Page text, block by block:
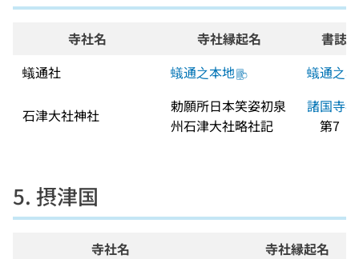
寺社名 寺社縁起名
書誌
蟻通社
蟻通之本地 蟻通之
石津大社神社
勅願所日本笑姿初泉
州石津大社略社記
諸国寺
第7
5. 摂津国
寺社名 寺社縁起名